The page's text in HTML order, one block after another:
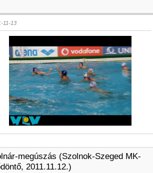
11-13
megúszás (Szolnok-Szeged MK-
2011.11.12.)